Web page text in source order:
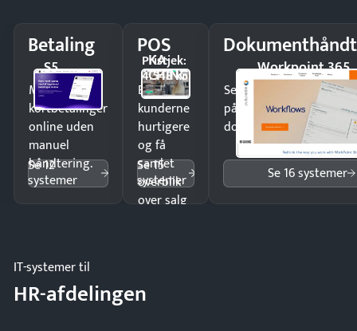
Betaling
S5
Modtag
kortbetalinger
online uden
manuel
håndtering.
Se 12
systemer
POS
KA-
CHING
Pristjek:
4.548 kr
Ekspedér
kunderne
hurtigere
og få
samlet
overblik
over salg
Se 15
systemer
Workpoint 365
Send kontrakter til
på minutter og mist
dokumenter.
Se 16 systemer
IT-systemer til
HR-afdelingen